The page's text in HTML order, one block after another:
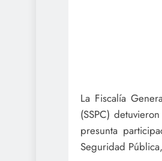
La Fiscalía
(SSPC)
presunta
Seguridad